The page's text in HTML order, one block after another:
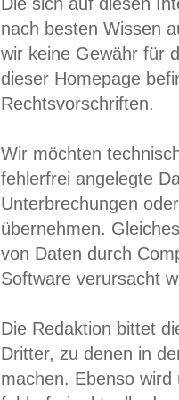
Die sich auf diesen
nach besten Wissen
wir keine Gewähr für
dieser Homepage
Rechtsvorschriften.
Wir möchten
fehlerfrei angelegte
Unterbrechungen
übernehmen.
von Daten durch
Software verursacht
Die Redaktion bittet
Dritter, zu denen in
machen. Ebenso